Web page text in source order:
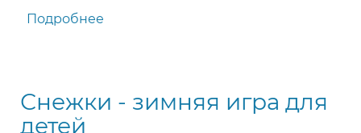
Подробнее
игра
для
Снежки - зимняя игра для
детей